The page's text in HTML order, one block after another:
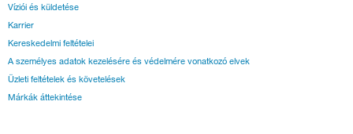
Víziói és küldetése
Karrier
Kereskedelmi feltételei
A személyes adatok kezelésére és védelmére vonatkozó elvek
Üzleti feltételek és követelések
Márkák áttekintése